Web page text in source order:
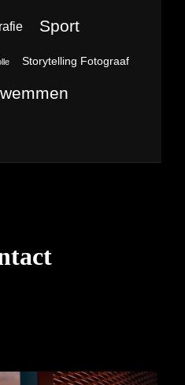
Sport
Storytelling Fotograaf